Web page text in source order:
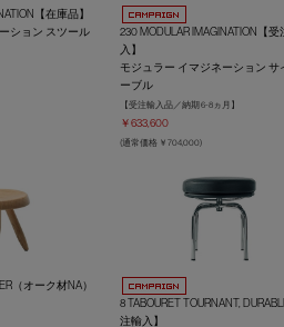
【在庫品】
ション スツール
230 MODULAR IMAGINATION【受
入】
モジュラー イマジネーション サ
ーブル
【受注輸入品／納期 6-8ヵ月】
￥633,600
(通常価格 ￥704,000)
（オーク材NA）
8 TABOURET TOURNANT,
注輸入】